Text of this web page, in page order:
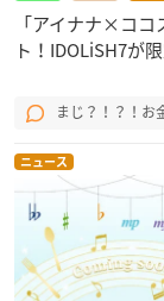
「アイナナ×コ
ト！IDOLiSH7が
まじ？！？！お
ニュース